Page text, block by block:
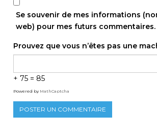
Se souvenir de mes informations
web) pour mes futurs commentaires.
Prouvez que vous n’êtes pas une
+ 75 = 85
Powered by MathCaptcha